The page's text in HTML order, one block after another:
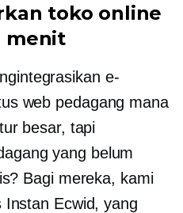
toko online
menit
e-
web pedagang mana
besar, tapi
yang belum
Bagi mereka, kami
Instan Ecwid, yang